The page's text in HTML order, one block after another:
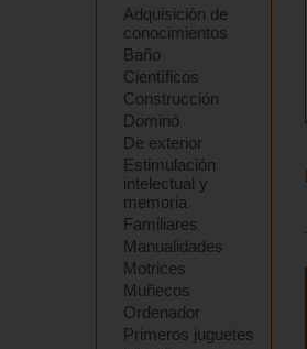
Adquisición de
conocimientos
Baño
Científicos
Construcción
Dominó
De exterior
Estimulación
intelectual y
memoria
Familiares
Manualidades
Motrices
Muñecos
Ordenador
Primeros juguetes